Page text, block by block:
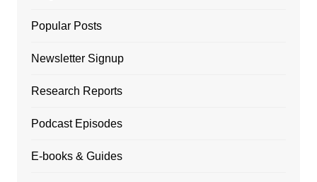
Popular Posts
Newsletter Signup
Research Reports
Podcast Episodes
E-books & Guides